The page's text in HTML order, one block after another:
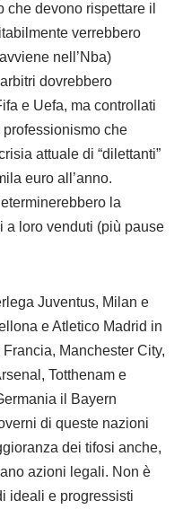
che devono rispettare il
verrebbero
nell’Nba)
dovrebbero
e Uefa, ma controllati
che
attuale di “dilettanti”
euro all’anno.
la
a loro venduti (più pause
Juventus, Milan e
e Atletico Madrid in
Manchester City,
Totthenam e
il Bayern
di queste nazioni
dei tifosi anche,
azioni legali. Non è
ideali e progressisti